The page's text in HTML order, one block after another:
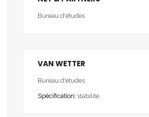
Bureau d'études
VAN WETTER
Bureau d'études
Spécification: stabilité